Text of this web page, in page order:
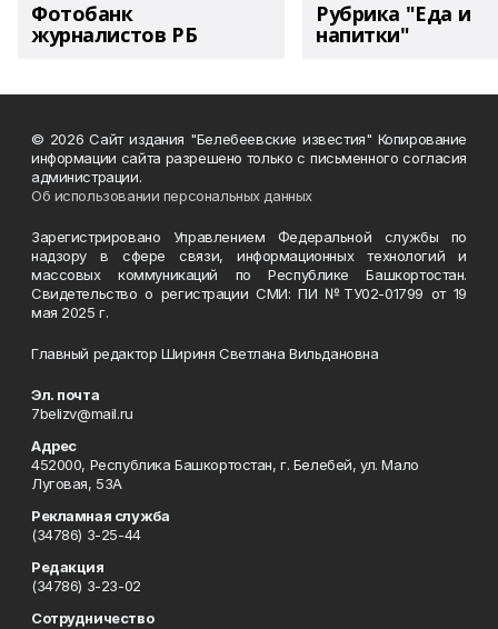
Фотобанк
журналистов РБ
Рубрика "Еда и
напитки"
© 2026 Сайт издания "Белебеевские известия" Копирование
информации сайта разрешено только с письменного согласия
администрации.
Об использовании персональных данных
Зарегистрировано Управлением Федеральной службы по
надзору в сфере связи, информационных технологий и
массовых коммуникаций по Республике Башкортостан.
Свидетельство о регистрации СМИ: ПИ №ТУ02-01799 от 19
мая 2025 г.
Главный редактор Шириня Светлана Вильдановна
Эл. почта
7belizv@mail.ru
Адрес
452000, Республика Башкортостан, г. Белебей, ул. Мало
Луговая, 53А
Рекламная служба
(34786) 3-25-44
Редакция
(34786) 3-23-02
Сотрудничество